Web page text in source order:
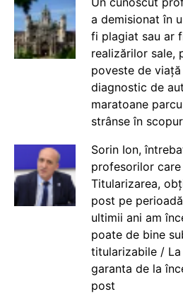
a demisionat în
fi plagiat sau ar
realizărilor sale,
poveste de
diagnostic de
maratoane
strânse în
Sorin Ion,
profesorilor
Titularizarea,
post pe
ultimii ani am
poate de bine
titularizabile /
garanta de la
post